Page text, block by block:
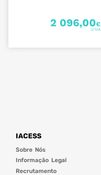
2 096,00€
IACESS
Sobre Nós
Informação Legal
Recrutamento